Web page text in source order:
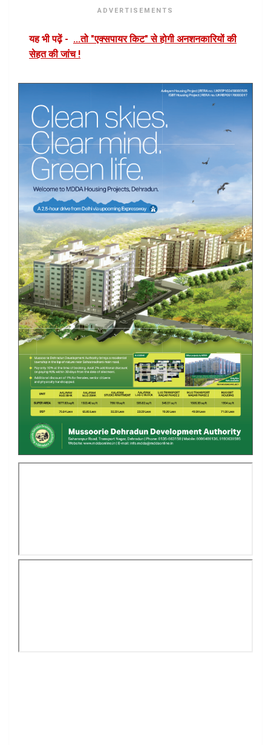
ADVERTISEMENTS
यह भी पढ़ें - ...तो "एक्सपायर किट" से होगी अनशनकारियों की
सेहत की जांच !